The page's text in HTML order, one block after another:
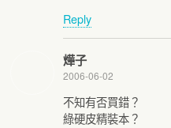
Reply
燁子
2006-06-02
不知有否買錯？
綠硬皮精裝本？